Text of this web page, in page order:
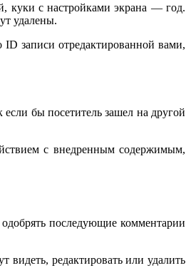
куки с настройками экрана — год.
удалены.
записи отредактированной вами,
бы посетитель зашел на другой
с внедренным содержимым,
последующие комментарии
редактировать или удалить